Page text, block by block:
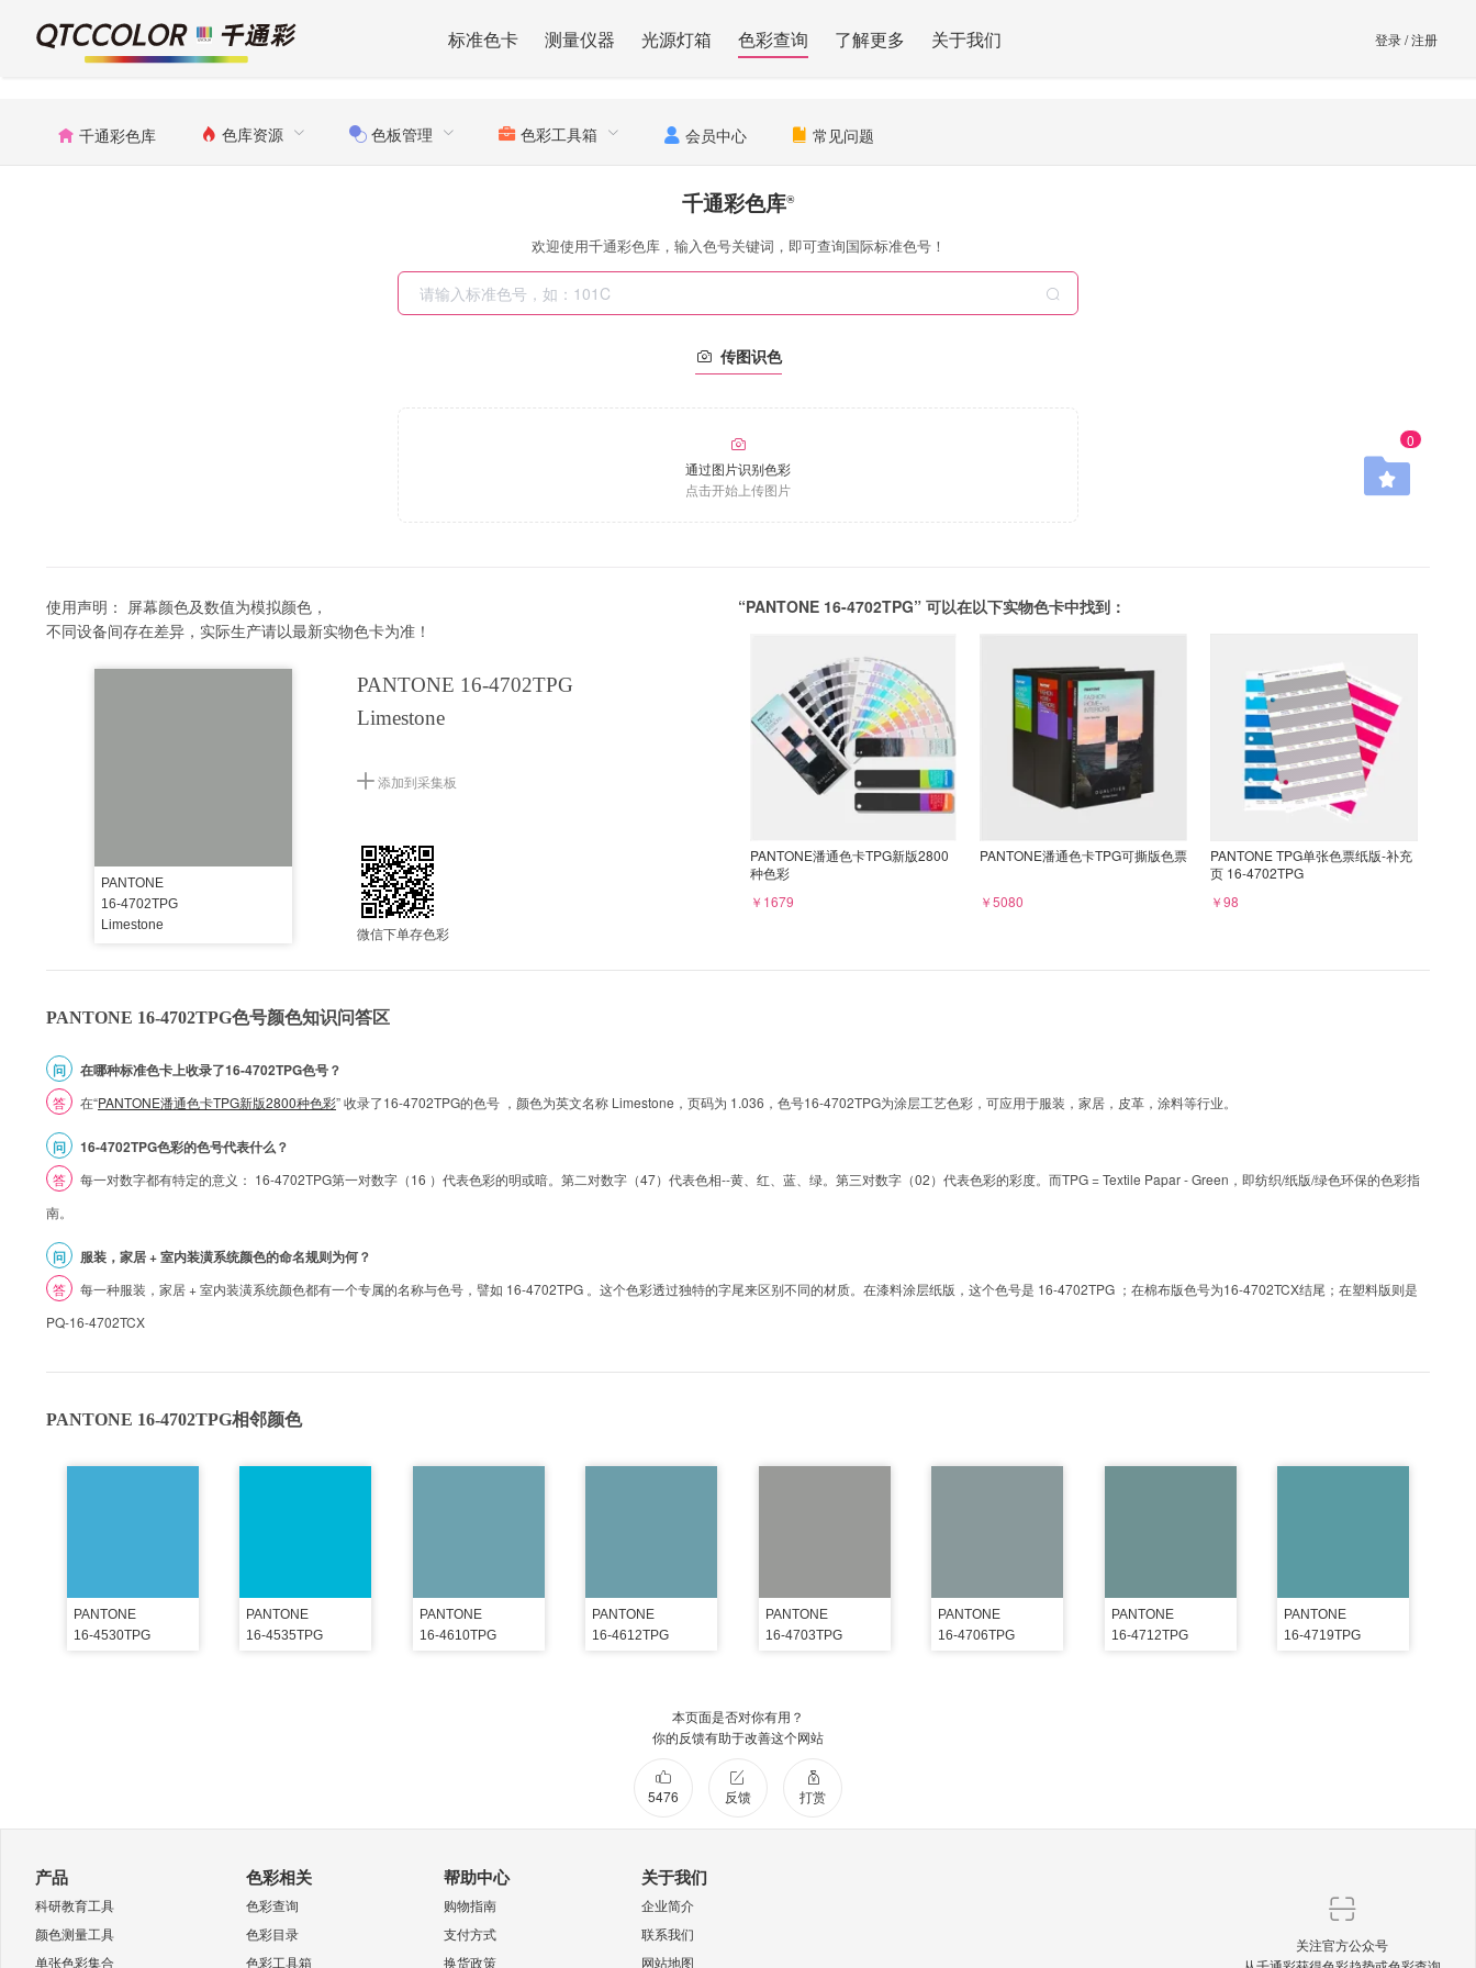
标准色卡 测量仪器 光源灯箱 色彩查询 了解更多 关于我们 登录/注册
千通彩色库 色库资源 色板管理 色彩工具箱 会员中心 常见问题
0
千通彩色库®
欢迎使用千通彩色库，输入色号关键词，即可查询国际标准色号！
传图识色
通过图片识别色彩
点击开始上传图片
使用声明： 屏幕颜色及数值为模拟颜色，
不同设备间存在差异，实际生产请以最新实物色卡为准！
PANTONE
16-4702TPG
Limestone
PANTONE 16-4702TPG
Limestone
添加到采集板
微信下单存色彩
“PANTONE 16-4702TPG” 可以在以下实物色卡中找到：
PANTONE潘通色卡TPG新版2800
种色彩
￥1679
PANTONE潘通色卡TPG可撕版色票
￥5080
PANTONE TPG单张色票纸版-补充
页 16-4702TPG
￥98
PANTONE 16-4702TPG色号颜色知识问答区
问 在哪种标准色卡上收录了16-4702TPG色号？
答 在“PANTONE潘通色卡TPG新版2800种色彩” 收录了16-4702TPG的色号 ，颜色为英文名称 Limestone，页码为 1.036，色号16-4702TPG为涂层工艺色彩，可应用于服装，家居，皮革，涂料等行业。
问 16-4702TPG色彩的色号代表什么？
答
每一对数字都有特定的意义： 16-4702TPG第一对数字（16 ）代表色彩的明或暗。第二对数字（47）代表色相--黄、红、蓝、绿。第三对数字（02）代表色彩的彩度。而TPG = Textile Papar - Green，即纺织/纸版/绿色环保的色彩指
南。
问 服装，家居 + 室内装潢系统颜色的命名规则为何？
答
每一种服装，家居 + 室内装潢系统颜色都有一个专属的名称与色号，譬如 16-4702TPG 。这个色彩透过独特的字尾来区别不同的材质。在漆料涂层纸版，这个色号是 16-4702TPG ；在棉布版色号为16-4702TCX结尾；在塑料版则是
PQ-16-4702TCX
PANTONE 16-4702TPG相邻颜色
PANTONE
16-4530TPG
PANTONE
16-4535TPG
PANTONE
16-4610TPG
PANTONE
16-4612TPG
PANTONE
16-4703TPG
PANTONE
16-4706TPG
PANTONE
16-4712TPG
PANTONE
16-4719TPG
本页面是否对你有用？
你的反馈有助于改善这个网站
5476 反馈 打赏
产品
科研教育工具
颜色测量工具
单张色彩集合
色彩相关
色彩查询
色彩目录
色彩工具箱
帮助中心
购物指南
支付方式
换货政策
关于我们
企业简介
联系我们
网站地图
关注官方公众号